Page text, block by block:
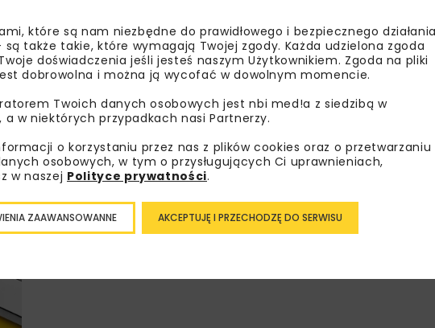
Lubisz wiedzieć więcej?
Zapisz się do newslettera aby otrzymywać od nas
branżowe, zaproszenia na wydarzenia, atrakcyjne
akcje specjalne.
Zapoznałam/em się zPolityką Prywatności
otrzymywanie na podany przeze mnie adres e-mail
newslettera.
które są nam niezbędne do prawidłowego i bezpiecznego działania
są także takie, które wymagają Twojej zgody. Każda udzielona zgoda
doświadczenia jeśli jesteś naszym Użytkownikiem. Zgoda na pliki
dobrowolna i można ją wycofać w dowolnym momencie.
Twoich danych osobowych jest nbi med!a z siedzibą w
a w niektórych przypadkach nasi Partnerzy.
o korzystaniu przez nas z plików cookies oraz o przetwarzaniu
osobowych, w tym o przysługujących Ci uprawnieniach,
w naszej Polityce prywatności.
AKCEPTUJĘ I PRZECHODZĘ DO SERWISU
ZAAWANSOWANNE